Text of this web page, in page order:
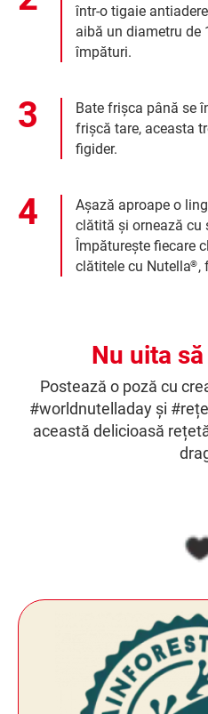
într-o tigaie
aibă un diametru de
împături.
Bate frișca până se
frișcă tare, aceasta
figider.
Așază aproape o
clătită și ornează cu
Împăturește fiecare
clătitele cu Nutella®,
Nu uita
Postează o poză cu
#worldnutelladay și
această delicioasă